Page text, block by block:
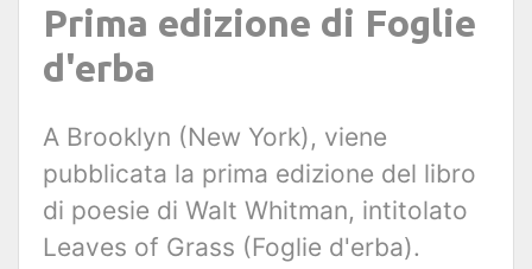
Prima edizione di Foglie
d'erba
A Brooklyn (New York), viene
pubblicata la prima edizione del libro
di poesie di Walt Whitman, intitolato
Leaves of Grass (Foglie d'erba).